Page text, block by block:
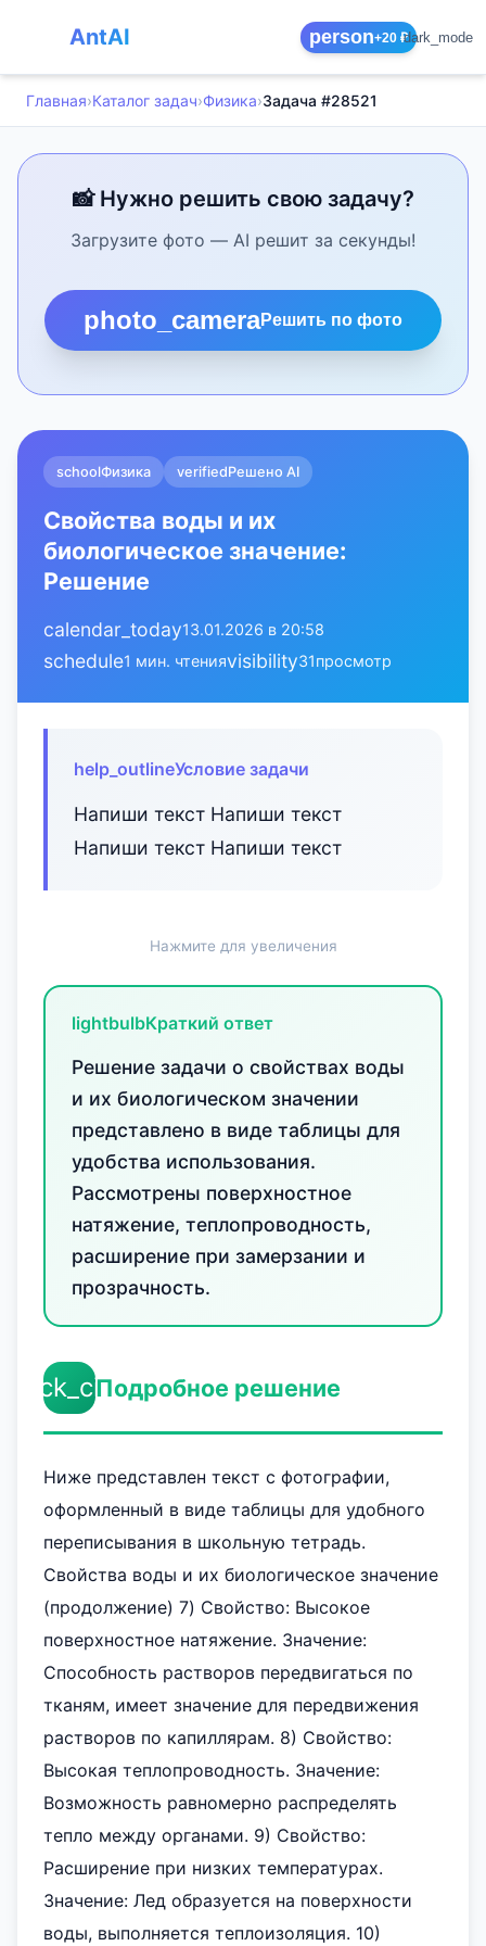
AntAI person+20 ₽dark_mode
Главная›Каталог задач›Физика›Задача #28521
📸 Нужно решить свою задачу?
Загрузите фото — AI решит за секунды!
photo_cameraРешить по фото
schoolФизика verifiedРешено AI
Свойства воды и их
биологическое значение:
Решение
calendar_today13.01.2026 в 20:58
schedule1 мин. чтенияvisibility31просмотр
help_outlineУсловие задачи
Напиши текст Напиши текст
Напиши текст Напиши текст
Нажмите для увеличения
lightbulbКраткий ответ
Решение задачи о свойствах воды
и их биологическом значении
представлено в виде таблицы для
удобства использования.
Рассмотрены поверхностное
натяжение, теплопроводность,
расширение при замерзании и
прозрачность.
Подробное решение
Ниже представлен текст с фотографии,
оформленный в виде таблицы для удобного
переписывания в школьную тетрадь.
Свойства воды и их биологическое значение
(продолжение) 7) Свойство: Высокое
поверхностное натяжение. Значение:
Способность растворов передвигаться по
тканям, имеет значение для передвижения
растворов по капиллярам. 8) Свойство:
Высокая теплопроводность. Значение:
Возможность равномерно распределять
тепло между органами. 9) Свойство:
Расширение при низких температурах.
Значение: Лед образуется на поверхности
воды, выполняется теплоизоляция. 10)